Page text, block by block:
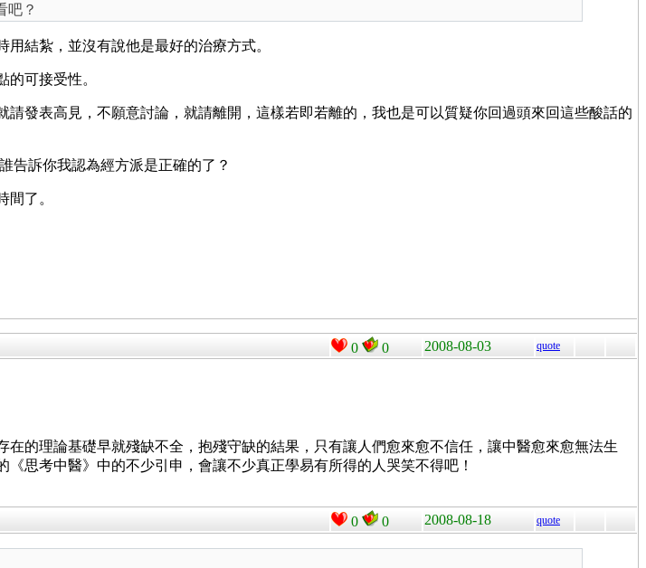
吧？
結紮，並沒有說他是最好的治療方式。
可接受性。
發表高見，不願意討論，就請離開，這樣若即若離的，我也是可以質疑你回過頭來回這些酸話的
告訴你我認為經方派是正確的了？
間了。
0 0 2008-08-03 quote
的理論基礎早就殘缺不全，抱殘守缺的結果，只有讓人們愈來愈不信任，讓中醫愈來愈無法生
思考中醫》中的不少引申，會讓不少真正學易有所得的人哭笑不得吧！
0 0 2008-08-18 quote